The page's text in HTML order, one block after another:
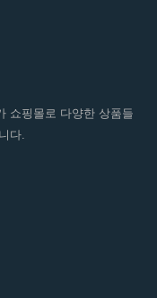
쇼핑몰로 다양한 상품들
다.